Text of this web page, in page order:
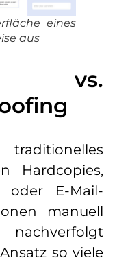
eines
aus
vs.
Hardcopies,
oder E-Mail-
manuell
so viele